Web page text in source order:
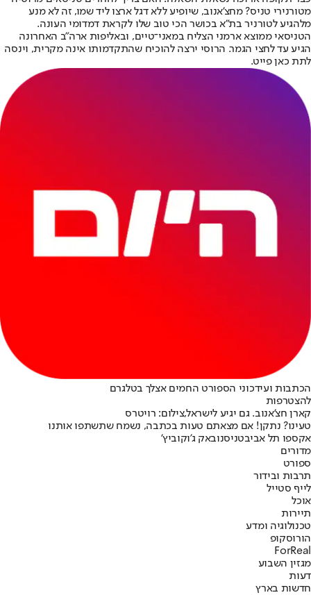
מטורנירי טניס? מחצ'אנוב, שיופיע ללא דגל ארצו ליד שמו, זה לא מנע
מלהגיע לטורניר בת"א בכושר הכי טוב שלו לקראת דמדומי העונה.
הטניסאי ממוצא ארמני הצליח במאני־טיים, ובאליפות ארה"ב האחרונה
הגיע עד לחצי הגמר. הרוסי ירצה להוכיח שהתקדמותו אינה מקרית, וינסה
לתת כאן פייט.
הכתבות ועידכוני הספורט החמים אצלך בטלגרם
להצטרפות
קארן חצ'אנוב. גם יגיע לישראל,צילום: רויטרס
טעינו? נתקן! אם מצאתם טעות בכתבה, נשמח שתשתפו אותנו
אקספו תל אביבטניסנובאק ג'וקוביץ'
מדורים
ספורט
תרבות ובידור
לייף סטייל
אוכל
תיירות
טכנולוגיה ומדע
הורוסקופ
ForReal
מגזין השבוע
דעות
חדשות בארץ